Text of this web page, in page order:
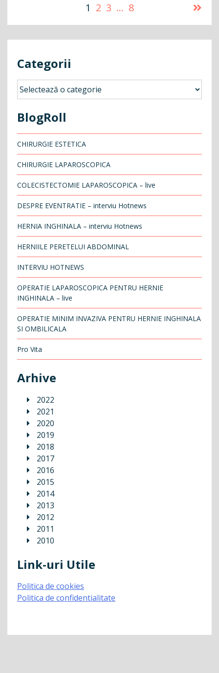
în
articole
1 2 3 … 8
Categorii
Categorii
BlogRoll
CHIRURGIE ESTETICA
CHIRURGIE LAPAROSCOPICA
COLECISTECTOMIE LAPAROSCOPICA – live
DESPRE EVENTRATIE – interviu Hotnews
HERNIA INGHINALA – interviu Hotnews
HERNIILE PERETELUI ABDOMINAL
INTERVIU HOTNEWS
OPERATIE LAPAROSCOPICA PENTRU HERNIE
INGHINALA – live
OPERATIE MINIM INVAZIVA PENTRU HERNIE INGHINALA
SI OMBILICALA
Pro Vita
Arhive
2022
2021
2020
2019
2018
2017
2016
2015
2014
2013
2012
2011
2010
Link-uri Utile
Politica de cookies
Politica de confidentialitate